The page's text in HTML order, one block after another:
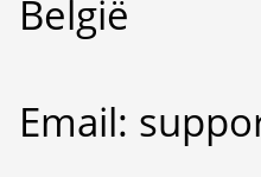
België
Email: